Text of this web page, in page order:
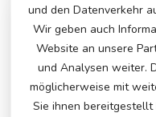
und den Datenverkehr
Wir geben auch
Website an unsere
und Analysen weiter.
möglicherweise mit
Sie ihnen